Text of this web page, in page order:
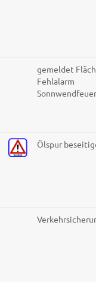
gemeldet
Fehlalarm
Sonnwendfeuer
Ölspur